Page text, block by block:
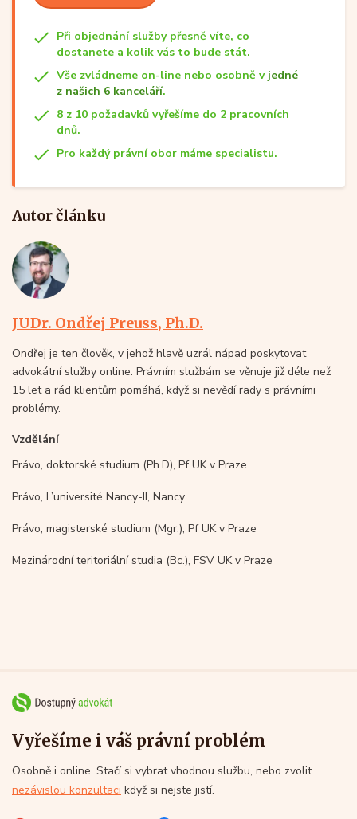
Při objednání služby přesně víte, co
dostanete a kolik vás to bude stát.
Vše zvládneme on-line nebo osobně v jedné
z našich 6 kanceláří.
8 z 10 požadavků vyřešíme do 2 pracovních
dnů.
Pro každý právní obor máme specialistu.
Autor článku
JUDr. Ondřej Preuss, Ph.D.
Ondřej je ten člověk, v jehož hlavě uzrál nápad poskytovat
advokátní služby online. Právním službám se věnuje již déle než
15 let a rád klientům pomáhá, když si nevědí rady s právními
problémy.
Vzdělání
Právo, doktorské studium (Ph.D), Pf UK v Praze
Právo, L’université Nancy-II, Nancy
Právo, magisterské studium (Mgr.), Pf UK v Praze
Mezinárodní teritoriální studia (Bc.), FSV UK v Praze
Vyřešíme i váš právní problém
Osobně i online. Stačí si vybrat vhodnou službu, nebo zvolit
nezávislou konzultaci když si nejste jistí.